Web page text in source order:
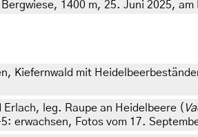
1400 m, 25. Juni 2025,
Kiefernwald mit
leg. Raupe an Heidelbeere (
erwachsen, Fotos vom 17.